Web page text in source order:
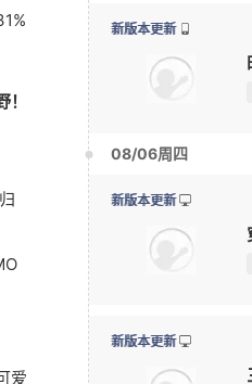
日报：国服停服，但
得滋润！涩涩新角
爱
《刺客信条》功勋总
我天！登录就送
Krafto新作出征科隆
限定手办直接送！上
10大坐骑免费送！《
游戏早报：腾讯《天
《守望先锋》新英雄
暗黑4国服免费领本
【17173网游开服表】
游戏早报：外媒盛赞
俄罗斯大雷美女cos《
新版本更新